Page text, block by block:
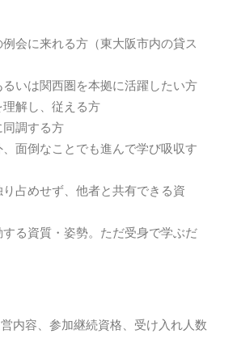
会に来れる方（東大阪市内の貸ス
いは関西圏を本拠に活躍したい方
解し、従える方
調する方
面倒なことでも進んで学び吸収す
占めせず、他者と共有できる資
する資質・姿勢。ただ受身で学ぶだ
内容、参加継続資格、受け入れ人数